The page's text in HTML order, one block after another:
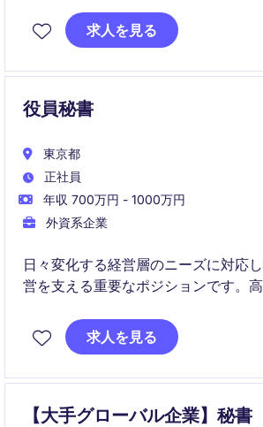
す。
求人を見る
役員秘書
東京都
正社員
年収 700万円 - 1000万円
外資系企業
日々変化する経営層のニーズに対応
営を支える重要なポジションです。
なサポートを提供していただきます。
求人を見る
【大手グローバル企業】秘書